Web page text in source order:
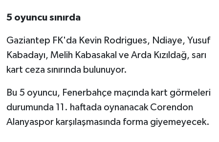
5 oyuncu sınırda
Gaziantep FK'da Kevin Rodrigues, Ndiaye, Yusuf
Kabadayı, Melih Kabasakal ve Arda Kızıldağ, sarı
kart ceza sınırında bulunuyor.
Bu 5 oyuncu, Fenerbahçe maçında kart görmeleri
durumunda 11. haftada oynanacak Corendon
Alanyaspor karşılaşmasında forma giyemeyecek.